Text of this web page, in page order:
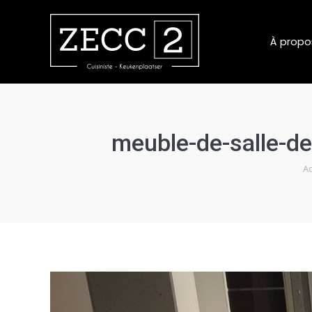
À
meuble-de-salle-